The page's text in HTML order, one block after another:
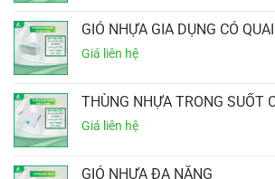
GIỎ NHỰA GIA DỤNG CÓ
THÙNG NHỰA TRONG SUỐT
GIỎ NHỰA ĐA NĂNG